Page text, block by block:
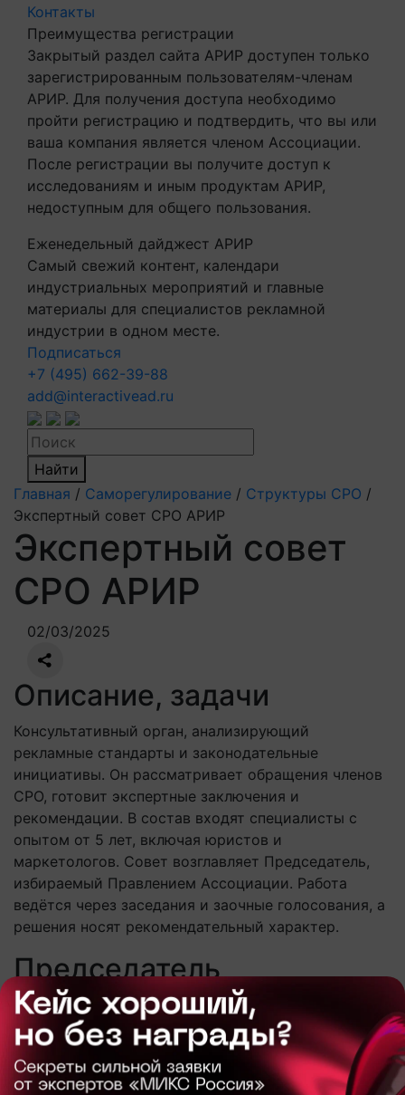
Контакты
Преимущества регистрации
Закрытый раздел сайта АРИР доступен только
зарегистрированным пользователям-членам
АРИР. Для получения доступа необходимо
пройти регистрацию и подтвердить, что вы или
ваша компания является членом Ассоциации.
После регистрации вы получите доступ к
исследованиям и иным продуктам АРИР,
недоступным для общего пользования.
Еженедельный дайджест АРИР
Самый свежий контент, календари
индустриальных мероприятий и главные
материалы для специалистов рекламной
индустрии в одном месте.
Подписаться
+7 (495) 662-39-88
add@interactivead.ru
Найти
Главная / Саморегулирование / Структуры СРО /
Экспертный совет СРО АРИР
Экспертный совет
СРО АРИР
02/03/2025
Описание, задачи
Консультативный орган, анализирующий
рекламные стандарты и законодательные
инициативы. Он рассматривает обращения членов
СРО, готовит экспертные заключения и
рекомендации. В состав входят специалисты с
опытом от 5 лет, включая юристов и
маркетологов. Совет возглавляет Председатель,
избираемый Правлением Ассоциации. Работа
ведётся через заседания и заочные голосования, а
решения носят рекомендательный характер.
Председатель
Экспертного совета
Борис Анатольевич Омельницкий
Президент АРИР, Председатель индустриального